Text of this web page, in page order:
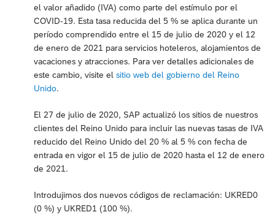
el valor añadido (IVA) como parte del estímulo por el
COVID-19. Esta tasa reducida del 5 % se aplica durante un
período comprendido entre el 15 de julio de 2020 y el 12
de enero de 2021 para servicios hoteleros, alojamientos de
vacaciones y atracciones. Para ver detalles adicionales de
este cambio, visite el sitio web del gobierno del Reino
Unido.
El 27 de julio de 2020, SAP actualizó los sitios de nuestros
clientes del Reino Unido para incluir las nuevas tasas de IVA
reducido del Reino Unido del 20 % al 5 % con fecha de
entrada en vigor el 15 de julio de 2020 hasta el 12 de enero
de 2021.
Introdujimos dos nuevos códigos de reclamación: UKRED0
(0 %) y UKRED1 (100 %).